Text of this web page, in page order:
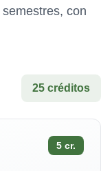
con
25 créditos
5 cr.